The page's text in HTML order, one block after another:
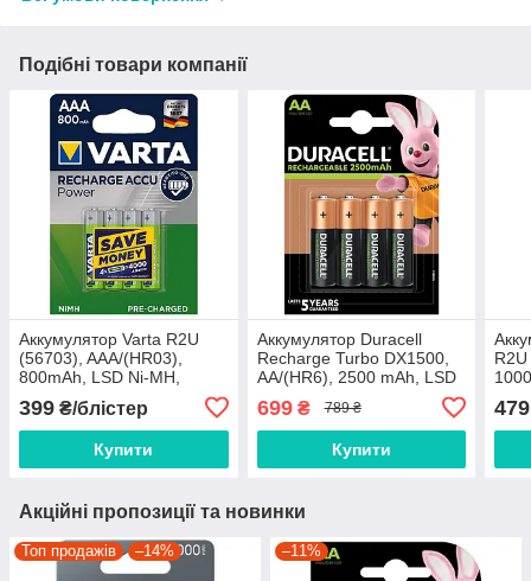
Подібні товари компанії
Аккумулятор Varta R2U
(56703), AAA/(HR03),
800mAh, LSD Ni-MH,
399 ₴/блістер
Купити
Аккумулятор Duracell
Recharge Turbo DX1500,
AA/(HR6), 2500 mAh, LSD
699₴ 789 ₴
Купити
479
Акційні пропозиції та новинки
Топ продажів –14% –11%